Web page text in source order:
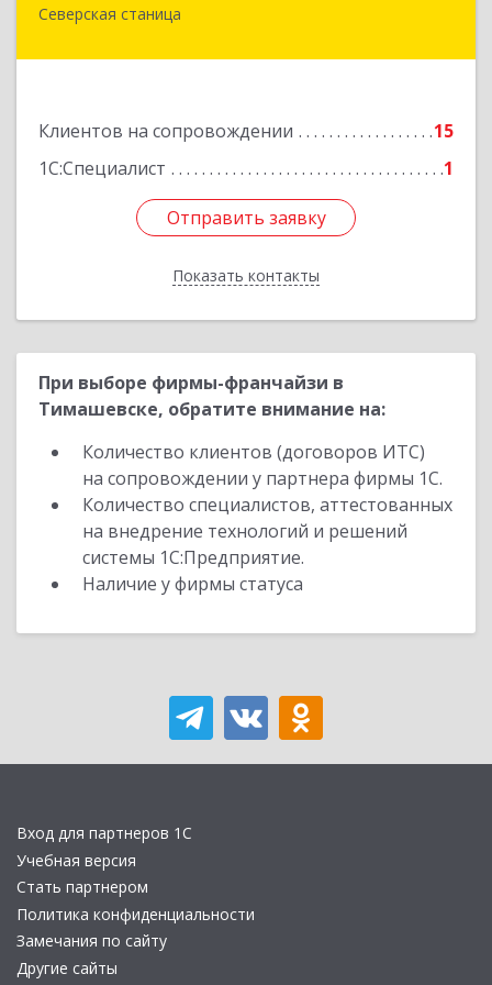
Северская станица
Клиентов на сопровождении
15
1С:Специалист
1
Отправить заявку
Показать контакты
353240, Краснодарский край, Северская ст-ца,
Отправить заявку
Назад
При выборе фирмы-франчайзи в
Тимашевске, обратите внимание на:
Количество клиентов (договоров ИТС)
на сопровождении у партнера фирмы 1С.
Количество специалистов, аттестованных
на внедрение технологий и решений
системы 1С:Предприятие.
Наличие у фирмы статуса
Вход для партнеров 1С
Учебная версия
Стать партнером
Политика конфиденциальности
Замечания по сайту
Другие сайты